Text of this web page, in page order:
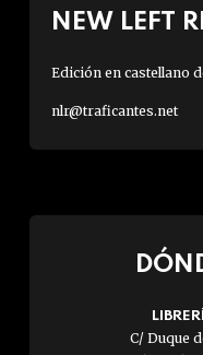
NEW LEFT
Edición en castellano
nlr@traficantes.net
C/ Duque